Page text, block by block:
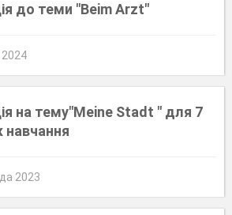
до теми "Beim Arzt"
на тему"Meine Stadt " для 7
навчання
2023